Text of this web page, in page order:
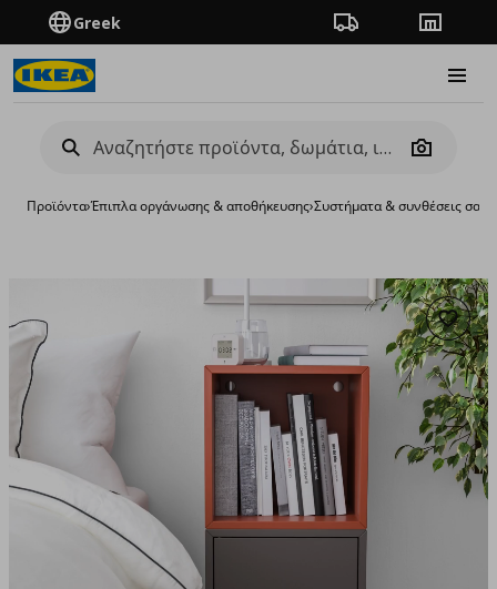
Greek Πορεία παραγγελίας
Camera
Προϊόντα›Έπιπλα οργάνωσης & αποθήκευσης›Συστήματα & συνθέσεις